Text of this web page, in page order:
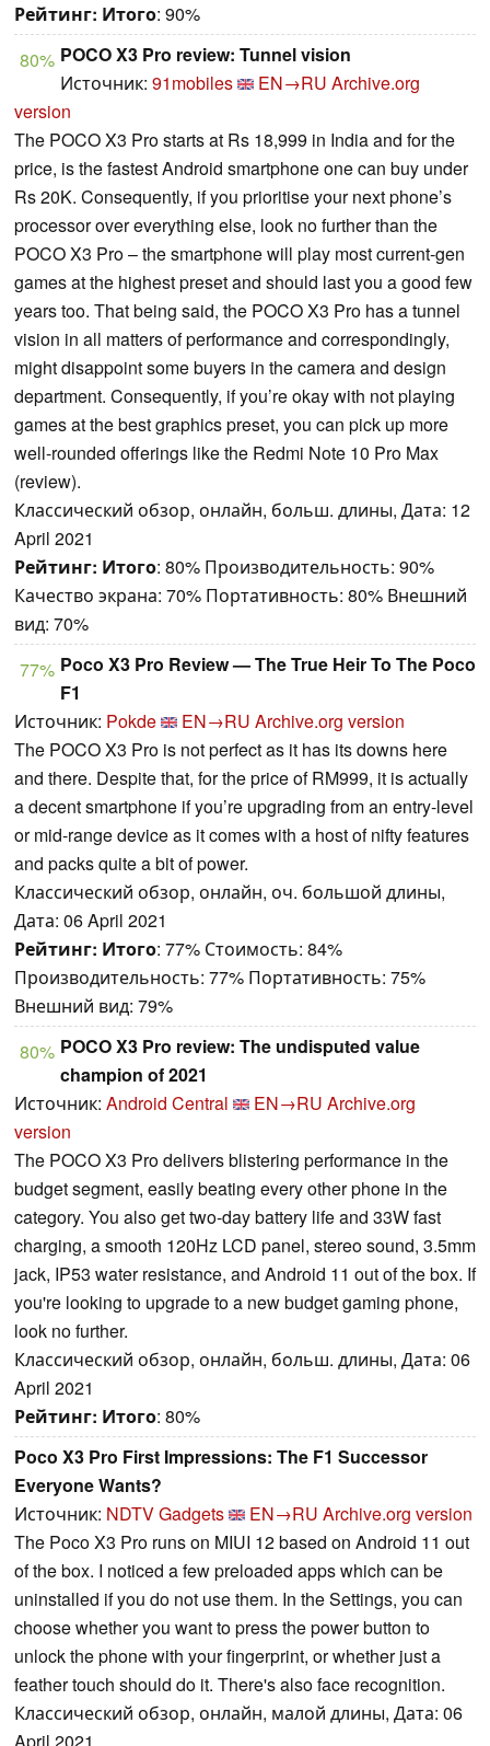
Рейтинг: Итого: 90%
80% POCO X3 Pro review: Tunnel vision
Источник: 91mobiles EN→RU Archive.org
version
The POCO X3 Pro starts at Rs 18,999 in India and for the
price, is the fastest Android smartphone one can buy under
Rs 20K. Consequently, if you prioritise your next phone’s
processor over everything else, look no further than the
POCO X3 Pro – the smartphone will play most current-gen
games at the highest preset and should last you a good few
years too. That being said, the POCO X3 Pro has a tunnel
vision in all matters of performance and correspondingly,
might disappoint some buyers in the camera and design
department. Consequently, if you’re okay with not playing
games at the best graphics preset, you can pick up more
well-rounded offerings like the Redmi Note 10 Pro Max
(review).
Классический обзор, онлайн, больш. длины, Дата: 12
April 2021
Рейтинг: Итого: 80% Производительность: 90%
Качество экрана: 70% Портативность: 80% Внешний
вид: 70%
77% Poco X3 Pro Review — The True Heir To The Poco
F1
Источник: Pokde EN→RU Archive.org version
The POCO X3 Pro is not perfect as it has its downs here
and there. Despite that, for the price of RM999, it is actually
a decent smartphone if you’re upgrading from an entry-level
or mid-range device as it comes with a host of nifty features
and packs quite a bit of power.
Классический обзор, онлайн, оч. большой длины,
Дата: 06 April 2021
Рейтинг: Итого: 77% Стоимость: 84%
Производительность: 77% Портативность: 75%
Внешний вид: 79%
80% POCO X3 Pro review: The undisputed value
champion of 2021
Источник: Android Central EN→RU Archive.org
version
The POCO X3 Pro delivers blistering performance in the
budget segment, easily beating every other phone in the
category. You also get two-day battery life and 33W fast
charging, a smooth 120Hz LCD panel, stereo sound, 3.5mm
jack, IP53 water resistance, and Android 11 out of the box. If
you're looking to upgrade to a new budget gaming phone,
look no further.
Классический обзор, онлайн, больш. длины, Дата: 06
April 2021
Рейтинг: Итого: 80%
Poco X3 Pro First Impressions: The F1 Successor
Everyone Wants?
Источник: NDTV Gadgets EN→RU Archive.org version
The Poco X3 Pro runs on MIUI 12 based on Android 11 out
of the box. I noticed a few preloaded apps which can be
uninstalled if you do not use them. In the Settings, you can
choose whether you want to press the power button to
unlock the phone with your fingerprint, or whether just a
feather touch should do it. There's also face recognition.
Классический обзор, онлайн, малой длины, Дата: 06